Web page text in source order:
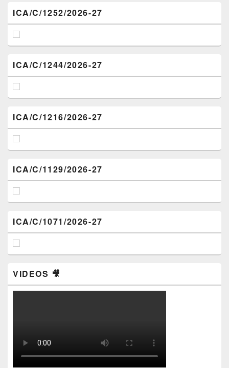
ICA/C/1252/2026-27
ICA/C/1244/2026-27
ICA/C/1216/2026-27
ICA/C/1129/2026-27
ICA/C/1071/2026-27
VIDEOS 🎥